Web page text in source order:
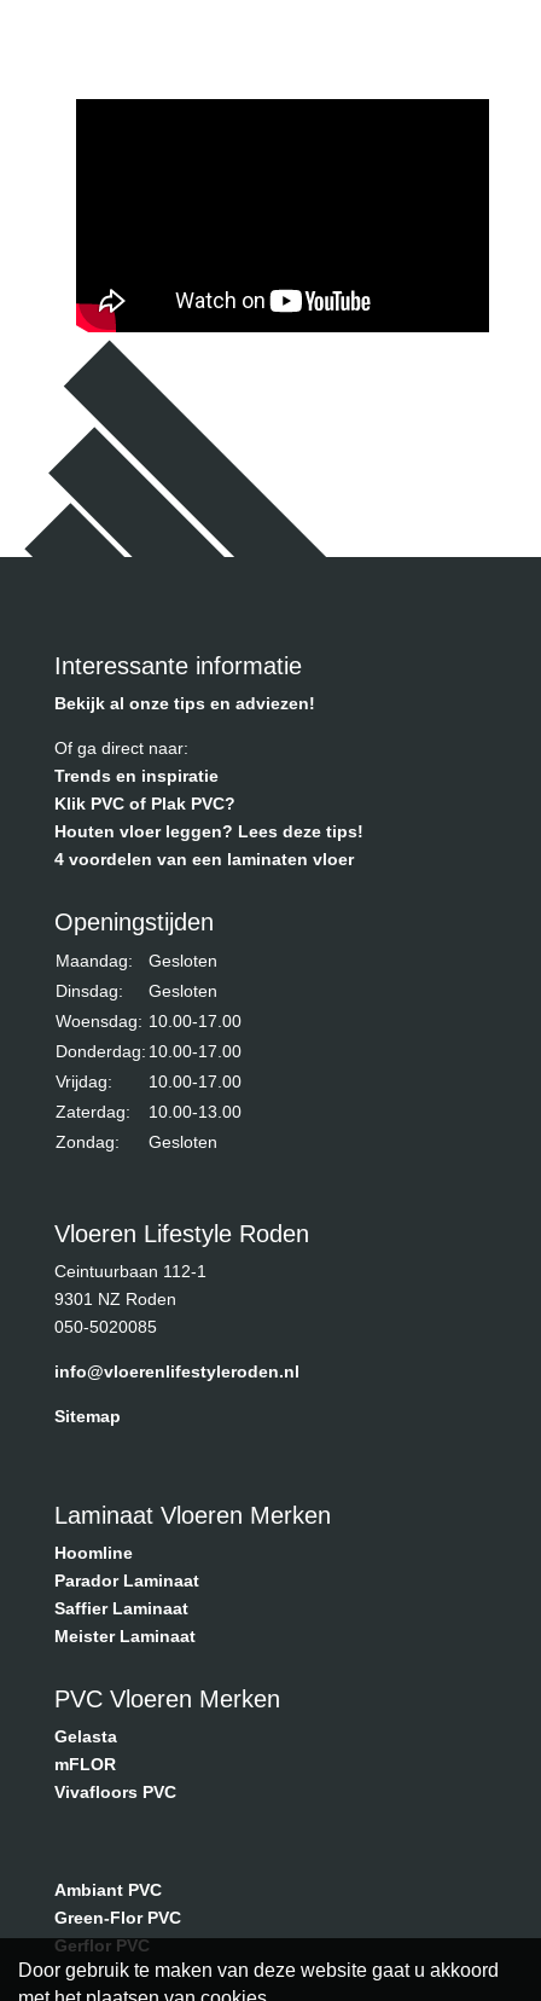
Interessante informatie
Bekijk al onze tips en adviezen!
Of ga direct naar:
Trends en inspiratie
Klik PVC of Plak PVC?
Houten vloer leggen? Lees deze tips!
4 voordelen van een laminaten vloer
Openingstijden
Maandag:
Gesloten
Dinsdag:
Gesloten
Woensdag: 10.00-17.00
Donderdag: 10.00-17.00
Vrijdag:
10.00-17.00
Zaterdag:
10.00-13.00
Zondag:
Gesloten
Vloeren Lifestyle Roden
Ceintuurbaan 112-1
9301 NZ Roden
050-5020085
info@vloerenlifestyleroden.nl
Sitemap
Laminaat Vloeren Merken
Hoomline
Parador Laminaat
Saffier Laminaat
Meister Laminaat
PVC Vloeren Merken
Gelasta
mFLOR
Vivafloors PVC
Ambiant PVC
Green-Flor PVC
Gerflor PVC
Door gebruik te maken van deze website gaat u akkoord